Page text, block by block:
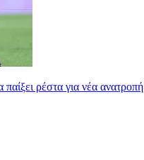
ρέστα για νέα ανατροπή